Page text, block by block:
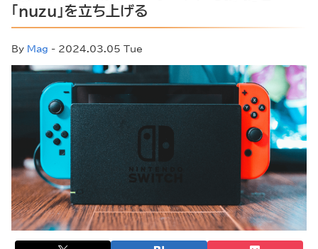
「nuzu」を立ち上げる
By Mag - 2024.03.05 Tue